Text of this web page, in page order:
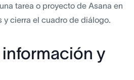
tarea o proyecto de Asana en
y cierra el cuadro de diálogo.
y